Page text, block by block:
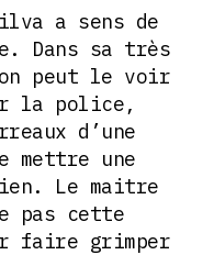
a sens de
Dans sa très
peut le voir
la police,
d’une
mettre une
Le maitre
pas cette
faire grimper